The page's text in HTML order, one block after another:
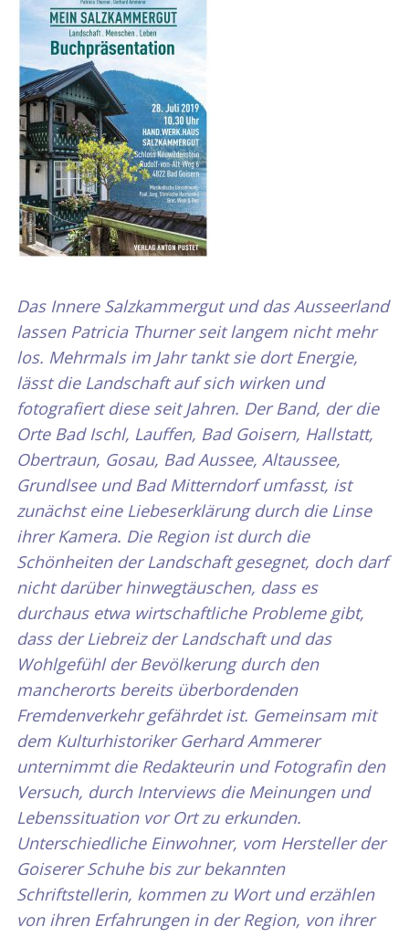
Das Innere Salzkammergut und das Ausseerland
lassen Patricia Thurner seit langem nicht mehr
los. Mehrmals im Jahr tankt sie dort Energie,
lässt die Landschaft auf sich wirken und
fotografiert diese seit Jahren. Der Band, der die
Orte Bad Ischl, Lauffen, Bad Goisern, Hallstatt,
Obertraun, Gosau, Bad Aussee, Altaussee,
Grundlsee und Bad Mitterndorf umfasst, ist
zunächst eine Liebeserklärung durch die Linse
ihrer Kamera. Die Region ist durch die
Schönheiten der Landschaft gesegnet, doch darf
nicht darüber hinwegtäuschen, dass es
durchaus etwa wirtschaftliche Probleme gibt,
dass der Liebreiz der Landschaft und das
Wohlgefühl der Bevölkerung durch den
mancherorts bereits überbordenden
Fremdenverkehr gefährdet ist. Gemeinsam mit
dem Kulturhistoriker Gerhard Ammerer
unternimmt die Redakteurin und Fotografin den
Versuch, durch Interviews die Meinungen und
Lebenssituation vor Ort zu erkunden.
Unterschiedliche Einwohner, vom Hersteller der
Goiserer Schuhe bis zur bekannten
Schriftstellerin, kommen zu Wort und erzählen
von ihren Erfahrungen in der Region, von ihrer